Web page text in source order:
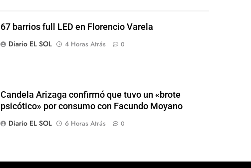
67 barrios full LED en Florencio Varela
Diario EL SOL
4 Horas Atrás 0
Candela Arizaga confirmó que tuvo un «brote
psicótico» por consumo con Facundo Moyano
Diario EL SOL
6 Horas Atrás 0